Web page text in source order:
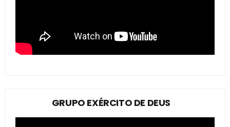
GRUPO EXÉRCITO DE DEUS